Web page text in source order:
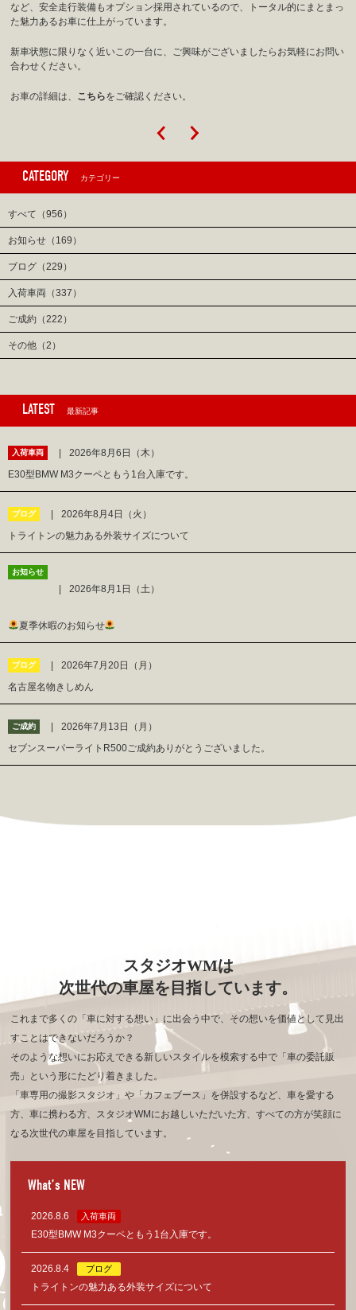
など、安全走行装備もオプション採用されているので、トータル的にまとまっ
た魅力あるお車に仕上がっています。
新車状態に限りなく近いこの一台に、ご興味がございましたらお気軽にお問い
合わせください。
お車の詳細は、 こちらをご確認ください。
CATEGORY カテゴリー
すべて（956）
お知らせ（169）
ブログ（229）
入荷車両（337）
ご成約（222）
その他（2）
LATEST 最新記事
入荷車両
2026年8月6日（木）
E30型BMW M3クーペともう1台入庫です。
ブログ
2026年8月4日（火）
トライトンの魅力ある外装サイズについて
お知らせ
2026年8月1日（土）
夏季休暇のお知らせ
ブログ
2026年7月20日（月）
名古屋名物きしめん
ご成約
2026年7月13日（月）
セブンスーパーライトR500ご成約ありがとうございました。
スタジオWMは
次世代の車屋を目指しています。
これまで多くの「車に対する想い」に出会う中で、その想いを価値として見出
すことはできないだろうか？
そのような想いにお応えできる新しいスタイルを模索する中で「車の委託販
売」という形にたどり着きました。
「車専用の撮影スタジオ」や「カフェブース」を併設するなど、車を愛する
方、車に携わる方、 スタジオWMにお越しいただいた方、すべての方が笑顔に
なる次世代の車屋を目指しています。
What’s NEW
2026.8.6 入荷車両
E30型BMW M3クーペともう1台入庫です。
2026.8.4 ブログ
トライトンの魅力ある外装サイズについて